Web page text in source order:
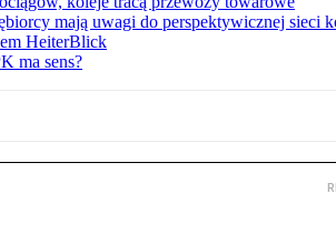
mają uwagi do perspektywicznej sieci
HeiterBlick
ma sens?